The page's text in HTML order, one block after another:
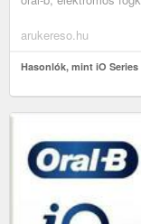
arukereso.hu
Hasonlók, mint iO